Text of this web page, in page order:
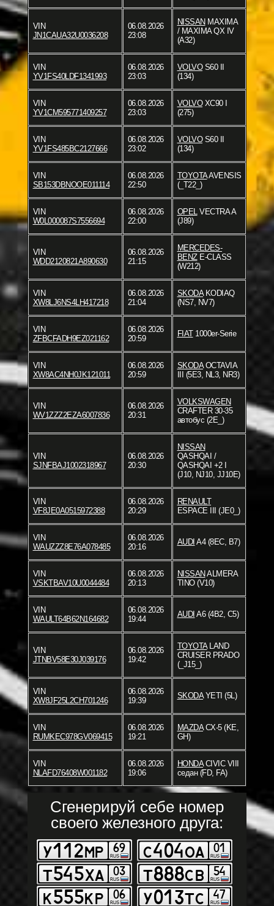
VIN
JN1CAUA32U0036208
06.08.2026
23:08
NISSAN MAXIMA
/ MAXIMA QX IV
(A32)
VIN
YV1FS40LDF1341993
06.08.2026
23:03
VOLVOS60 II
(134)
VIN
YV1CM595771409257
06.08.2026
23:03
VOLVOXC90 I
(275)
VIN
YV1FS485BC2127666
06.08.2026
23:02
VOLVOS60 II
(134)
VIN
SB153DBNOOE011114
06.08.2026
22:50
TOYOTAAVENSIS
(_T22_)
VIN
W0L000087S7556694
06.08.2026
22:00
OPELVECTRA A
(J89)
VIN
WDD2120821A890630
06.08.2026
21:15
MERCEDES-
BENZE-CLASS
(W212)
VIN
XW8LJ6NS4LH417218
06.08.2026
21:04
SKODAKODIAQ
(NS7, NV7)
VIN
ZFBCFADH9EZ021162
06.08.2026
20:59
FIAT1000er-Serie
VIN
XW8AC4NH0JK121011
06.08.2026
20:59
SKODAOCTAVIA
III (5E3, NL3, NR3)
VIN
WV1ZZZ2EZA6007836
06.08.2026
20:31
VOLKSWAGEN
CRAFTER 30-35
автобус (2E_)
VIN
SJNFBAJ1002318967
06.08.2026
20:30
NISSAN
QASHQAI /
QASHQAI +2 I
(J10, NJ10, JJ10E)
VIN
VF8JE0A0515972388
06.08.2026
20:29
RENAULT
ESPACE III (JE0_)
VIN
WAUZZZ8E76A078485
06.08.2026
20:16
AUDI A4 (8EC, B7)
VIN
VSKTBAV10U0044484
06.08.2026
20:13
NISSAN ALMERA
TINO (V10)
VIN
WAULT64B62N164682
06.08.2026
19:44
AUDI A6 (4B2, C5)
VIN
JTNBV58E30J039176
06.08.2026
19:42
TOYOTALAND
CRUISER PRADO
(_J15_)
VIN
XW8JF25L2CH701246
06.08.2026
19:39
SKODAYETI (5L)
VIN
RUMKEC978GV069415
06.08.2026
19:21
MAZDACX-5 (KE,
GH)
VIN
NLAFD76408W001182
06.08.2026
19:06
HONDACIVIC VIII
седан (FD, FA)
Сгенерируй себе номер
своего железного друга: